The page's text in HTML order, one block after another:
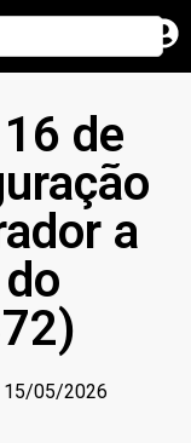
de
a
15/05/2026